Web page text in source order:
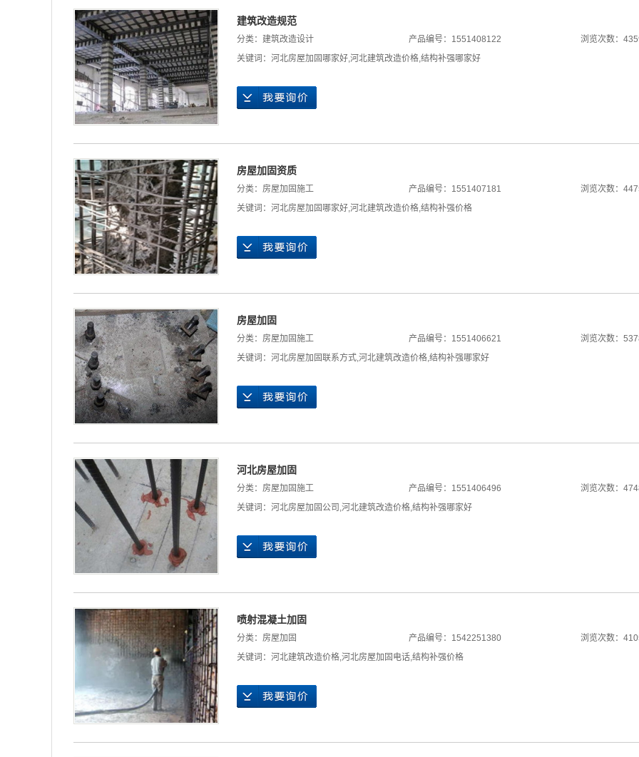
建筑改造规范
分类： 建筑改造设计 产品编号：1551408122
浏览次数：
关键词： 河北房屋加固哪家好,河北建筑改造价格,结构补强哪家好
房屋加固资质
分类： 房屋加固施工 产品编号：1551407181
浏览次数：
关键词： 河北房屋加固哪家好,河北建筑改造价格,结构补强价格
房屋加固
分类： 房屋加固施工 产品编号：1551406621
浏览次数：
关键词： 河北房屋加固联系方式,河北建筑改造价格,结构补强哪家好
河北房屋加固
分类： 房屋加固施工 产品编号：1551406496
浏览次数：
关键词： 河北房屋加固公司 ,河北建筑改造价格,结构补强哪家好
喷射混凝土加固
分类： 房屋加固 产品编号：1542251380
浏览次数：
关键词： 河北建筑改造价格,河北房屋加固电话,结构补强价格